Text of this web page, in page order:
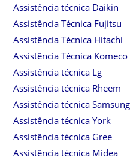
Assistência técnica Daikin
Assistência Técnica Fujitsu
Assistência Técnica Hitachi
Assistência Técnica Komeco
Assistência técnica Lg
Assistência técnica Rheem
Assistência técnica Samsung
Assistência técnica York
Assistência técnica Gree
Assistência técnica Midea